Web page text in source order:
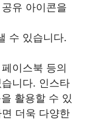
유 아이콘을
수 있습니다.
이스북 등의
니다. 인스타
활용할 수 있
더욱 다양한